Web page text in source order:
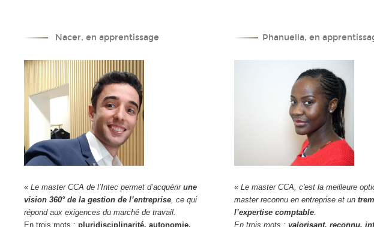
Nacer, en apprentissage
« Le master CCA de l’Intec permet d’acquérirune
vision 360° de la gestion de l’entreprise, ce qui
répond aux exigences du marché de travail.
En trois mots :pluridisciplinarité, autonomie,
Phanuella, en
« Le master CCA, c'est la meilleure
master reconnu en entreprise et un
l’expertise comptable.
En trois mots : valorisant, reconnu,